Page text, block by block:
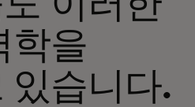
학을
있습니다.